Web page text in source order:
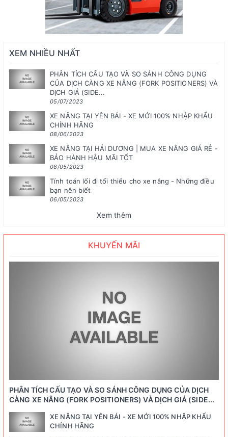
XEM NHIỀU NHẤT
PHÂN TÍCH CẤU TẠO VÀ SO SÁNH CÔNG DỤNG
CỦA DỊCH CÀNG XE NÂNG (FORK POSITIONERS) VÀ
DỊCH GIÁ (SIDE...
05/07/2023
XE NÂNG TẠI YÊN BÁI - XE MỚI 100% NHẬP KHẨU
CHÍNH HÃNG
08/06/2023
XE NÂNG TẠI HẢI DƯƠNG | MUA XE NÂNG GIÁ RẺ -
BẢO HÀNH HẬU MÃI TỐT
08/05/2023
Tính toán lối đi tối thiểu cho xe nâng - Những điều
bạn nên biết
06/05/2023
Xem thêm
KHUYẾN MÃI
PHÂN TÍCH CẤU TẠO VÀ SO SÁNH CÔNG DỤNG CỦA DỊCH
CÀNG XE NÂNG (FORK POSITIONERS) VÀ DỊCH GIÁ (SIDE...
XE NÂNG TẠI YÊN BÁI - XE MỚI 100% NHẬP KHẨU
CHÍNH HÃNG